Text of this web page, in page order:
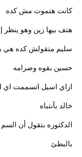
كانت هتموت مش كده
هتف بيها زين وهو ينظر
سليم متقولش كده هي
حسين بقوه وصرامه
ازاي اسيل اتسممت اي
خالد بأنتباه
الدكتوره بتقول أن
بالبطئ